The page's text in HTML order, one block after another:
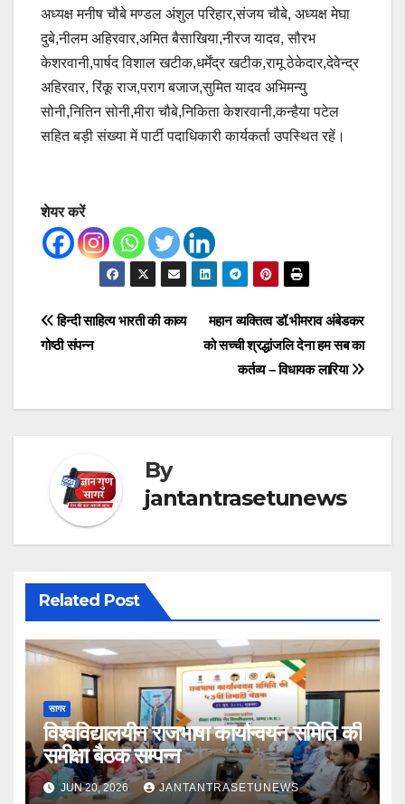
अध्यक्ष मनीष चौबे मण्डल अंशुल परिहार,संजय चौबे, अध्यक्ष मेघा
दुबे,नीलम अहिरवार,अमित बैसाखिया,नीरज यादव, सौरभ
केशरवानी,पार्षद विशाल खटीक,धर्मेंद्र खटीक,रामू ठेकेदार,देवेन्द्र
अहिरवार, रिंकू राज,पराग बजाज,सुमित यादव अभिमन्यु
सोनी,नितिन सोनी,मीरा चौबे,निकिता केशरवानी,कन्हैया पटेल
सहित बड़ी संख्या में पार्टी पदाधिकारी कार्यकर्ता उपस्थित रहें।
शेयर करें
Post
navigation
महान व्यक्तित्व डॉ.भीमराव अंबेडकर
को सच्ची श्रद्धांजलि देना हम सब का
कर्तव्य – विधायक लारिया
हिन्दी साहित्य भारती की काव्य
गोष्ठी संपन्न
By
jantantrasetunews
Related Post
सागर
विश्वविद्यालयीन राजभाषा कार्यान्वयन समिति की
समीक्षा बैठक सम्पन्न
JUN 20, 2026 JANTANTRASETUNEWS